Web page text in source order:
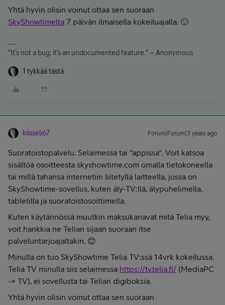
Yhtä hyvin olisin voinut ottaa sen suoraan
SkyShowtimelta 7 päivän ilmaisella kokeiluajalla. 🙂
"It’s not a bug; it’s an undocumented feature." – Anonymous
1 tykkää tästä
kiisseli67 Forum|Forum|3 years ago
Suoratoistopalvelu. Selaimessa tai "appissa". Voit katsoa
sisältöä osoitteesta skyshowtime.com omalla tietokoneella
tai millä tahansa internetiin liitetyllä laitteella, jossa on
SkyShowtime-sovellus, kuten äly-TV:llä, älypuhelimella,
tabletilla ja suoratoistosoittimella.
Kuten käytännössä muutkin maksukanavat mitä Telia myy,
voit hankkia ne Telian sijaan suoraan itse
palveluntarjoajaltakin. 😊
Minulla on tuo SkyShowtime Telia TV:ssä 14vrk kokeilussa.
Telia TV minulla siis selaimessa https://tv.telia.fi/ (MediaPC
-> TV), ei sovellusta tai Telian digiboksia.
Yhtä hyvin olisin voinut ottaa sen suoraan